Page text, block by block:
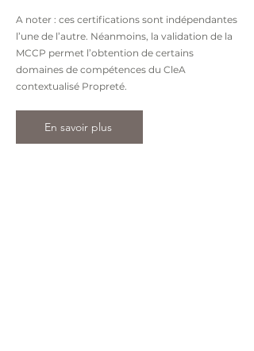
A noter : ces certifications sont indépendantes
l’une de l’autre. Néanmoins, la validation de la
MCCP permet l’obtention de certains
domaines de compétences du CleA
contextualisé Propreté.
En savoir plus